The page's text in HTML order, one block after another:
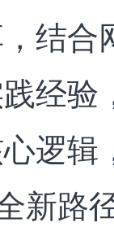
结合
经验
逻辑
新路